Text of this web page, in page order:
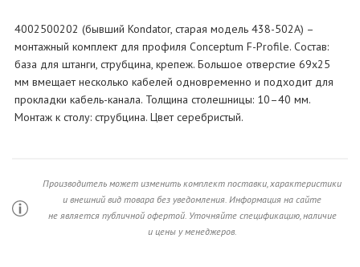
4002500202 (бывший Kondator, старая модель 438-502A) –
монтажный комплект для профиля Conceptum F-Profile. Состав:
база для штанги, струбцина, крепеж. Большое отверстие 69x25
мм вмещает несколько кабелей одновременно и подходит для
прокладки кабель-канала. Толщина столешницы: 10–40 мм.
Монтаж к столу: струбцина. Цвет серебристый.
Производитель может изменить комплект поставки, характеристики
и внешний вид товара без уведомления. Информация на сайте
не является публичной офертой. Уточняйте спецификацию, наличие
и цены у менеджеров.